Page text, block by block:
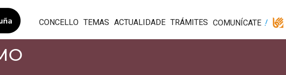
CONCELLO TEMAS ACTUALIDADE TRÁMITES COMUNÍCATE